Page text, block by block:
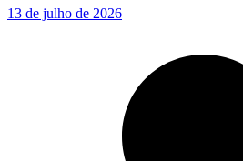
13 de julho de 2026